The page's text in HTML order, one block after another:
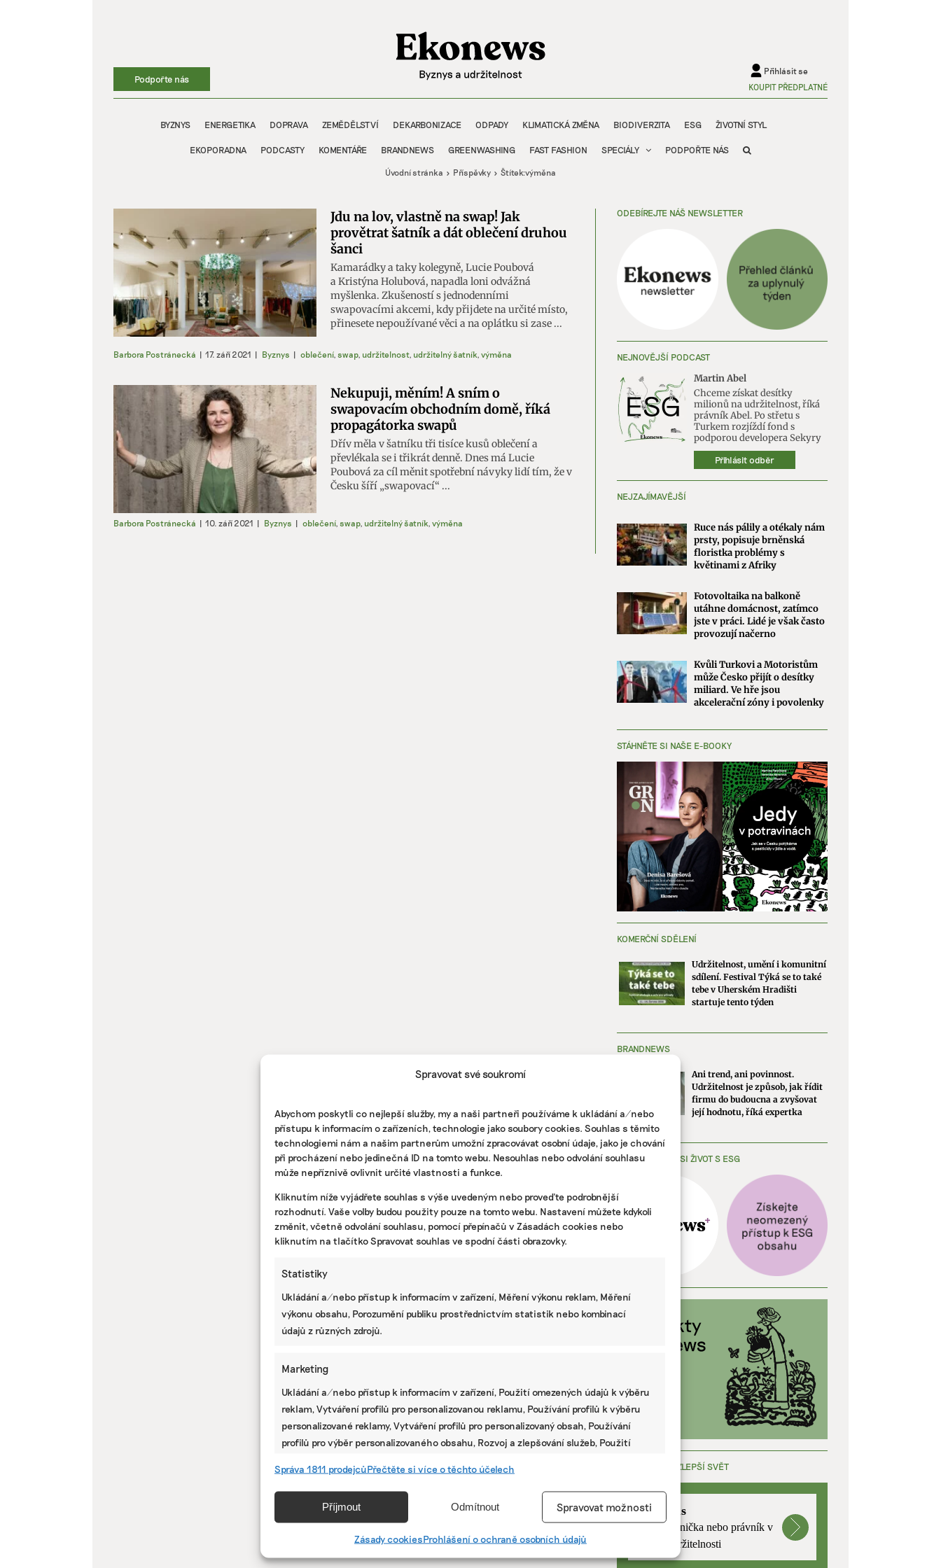
Spravovat své soukromí
Abychom poskytli co nejlepší služby, my a naši partneři používáme k ukládání a/nebo
přístupu k informacím o zařízeních, technologie jako soubory cookies. Souhlas s těmito
technologiemi nám a našim partnerům umožní zpracovávat osobní údaje, jako je chování
při procházení nebo jedinečná ID na tomto webu. Nesouhlas nebo odvolání souhlasu
může nepříznivě ovlivnit určité vlastnosti a funkce.
Kliknutím níže vyjádřete souhlas s výše uvedeným nebo proveďte podrobnější
rozhodnutí. Vaše volby budou použity pouze na tomto webu. Nastavení můžete kdykoli
změnit, včetně odvolání souhlasu, pomocí přepínačů v Zásadách cookies nebo
kliknutím na tlačítko Spravovat souhlas ve spodní části obrazovky.
Statistiky
Ukládání a/nebo přístup k informacím v zařízení, Měření výkonu reklam, Měření
výkonu obsahu, Porozumění publiku prostřednictvím statistik nebo kombinací
údajů z různých zdrojů.
Marketing
Ukládání a/nebo přístup k informacím v zařízení, Použití omezených údajů k výběru
reklam, Vytváření profilů pro personalizovanou reklamu, Používání profilů k výběru
personalizované reklamy, Vytváření profilů pro personalizovaný obsah, Používání
profilů pro výběr personalizovaného obsahu, Rozvoj a zlepšování služeb, Použití
Přiřazování a kombinování údajů z jiných zdrojů údajů, Propojení různých
zařízení, Identifikace zařízení na základě automaticky přenášených
Správa 1811 prodejcůPřečtěte si více o těchto účelech
Příjmout Odmítnout Spravovat možnosti
Zásady cookiesProhlášení o ochraně osobních údajů
Podpořte nás
Přihlásit se
KOUPIT PŘEDPLATNÉ
BYZNYS ENERGETIKA DOPRAVA ZEMĚDĚLSTVÍ DEKARBONIZACE ODPADY KLIMATICKÁ ZMĚNA BIODIVERZITA ESG ŽIVOTNÍ STYL
EKOPORADNA PODCASTY KOMENTÁŘE BRANDNEWS GREENWASHING FAST FASHION SPECIÁLY PODPOŘTE NÁS
Úvodní stránka Příspěvky Štítek:výměna
Jdu na lov, vlastně na swap! Jak
provětrat šatník a dát oblečení druhou
šanci
Kamarádky a taky kolegyně, Lucie Poubová
a Kristýna Holubová, napadla loni odvážná
myšlenka. Zkušeností s jednodenními
swapovacími akcemi, kdy přijdete na určité místo,
přinesete nepoužívané věci a na oplátku si zase ...
Barbora Postránecká | 17. září 2021 | Byznys | oblečení, swap, udržitelnost, udržitelný šatník, výměna
Nekupuji, měním! A sním o
swapovacím obchodním domě, říká
propagátorka swapů
Dřív měla v šatníku tři tisíce kusů oblečení a
převlékala se i třikrát denně. Dnes má Lucie
Poubová za cíl měnit spotřební návyky lidí tím, že v
Česku šíří „swapovací“ ...
Barbora Postránecká | 10. září 2021 | Byznys | oblečení, swap, udržitelný šatník, výměna
ODEBÍREJTE NÁŠ NEWSLETTER
NEJNOVĚJŠÍ PODCAST
Martin Abel
Chceme získat desítky
milionů na udržitelnost, říká
právník Abel. Po střetu s
Turkem rozjíždí fond s
podporou developera Sekyry
Přihlásit odběr
NEJZAJÍMAVĚJŠÍ
Ruce nás pálily a otékaly nám
prsty, popisuje brněnská
floristka problémy s
květinami z Afriky
Fotovoltaika na balkoně
utáhne domácnost, zatímco
jste v práci. Lidé je však často
provozují načerno
Kvůli Turkovi a Motoristům
může Česko přijít o desítky
miliard. Ve hře jsou
akcelerační zóny i povolenky
STÁHNĚTE SI NAŠE E-BOOKY
KOMERČNÍ SDĚLENÍ
Udržitelnost, umění i komunitní
sdílení. Festival Týká se to také
tebe v Uherském Hradišti
startuje tento týden
BRANDNEWS
Ani trend, ani povinnost.
Udržitelnost je způsob, jak řídit
firmu do budoucna a zvyšovat
její hodnotu, říká expertka
ZJEDNODUŠTE SI ŽIVOT S ESG
PRÁCE, KTERÁ ZLEPŠÍ SVĚT
mutualus
Stáž: právnička nebo právník v
oblasti udržitelnosti